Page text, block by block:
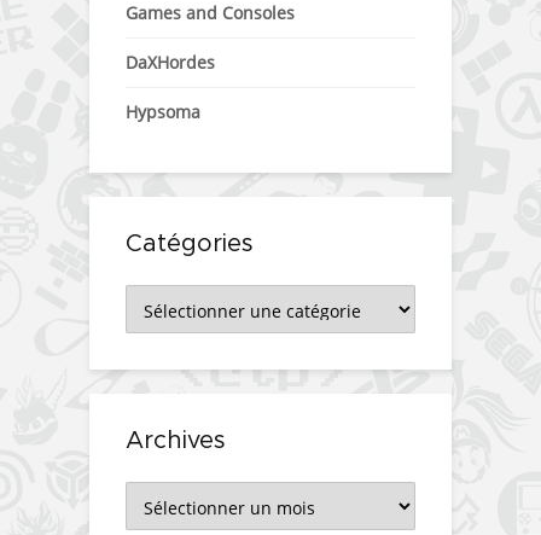
Games and Consoles
DaXHordes
Hypsoma
Catégories
Archives